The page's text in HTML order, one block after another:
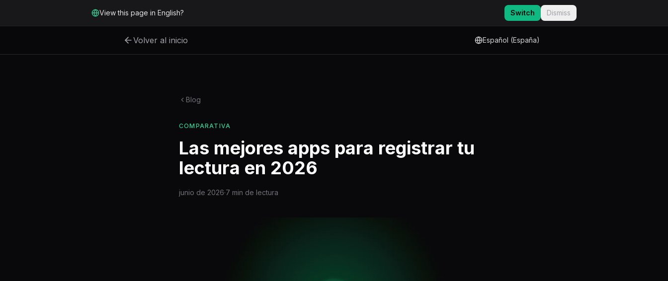
View this page in English? Switch Dismiss
Volver al inicio Español (España)
Blog
COMPARATIVA
Las mejores apps para registrar tu
lectura en 2026
junio de 2026·7 min de lectura